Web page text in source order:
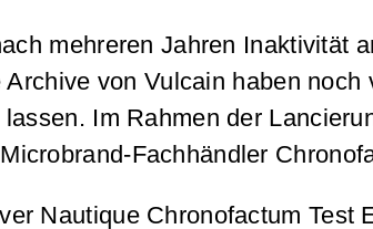
mehreren Jahren Inaktivität
Archive von Vulcain haben
Im Rahmen der
Fachhändler